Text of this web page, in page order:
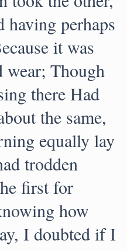
having perhaps
it was
wear; Though
there Had
the same,
equally lay
trodden
first for
how
I doubted if I